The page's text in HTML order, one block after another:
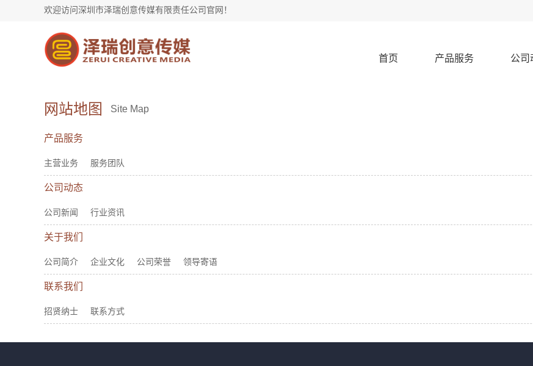
欢迎访问深圳市泽瑞创意传媒有限责任公司官网！
首页 产品服务 公司
网站地图 Site Map
产品服务
主营业务 服务团队
公司动态
公司新闻 行业资讯
关于我们
公司简介 企业文化 公司荣誉 领导寄语
联系我们
招贤纳士 联系方式